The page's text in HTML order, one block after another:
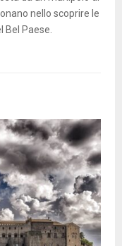
nello scoprire le
Bel Paese.